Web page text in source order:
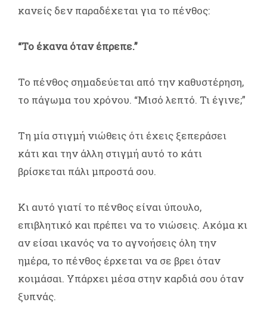
κανείς δεν παραδέχεται για το πένθος:
“Το έκανα όταν έπρεπε.”
Το πένθος σημαδεύεται από την καθυστέρηση,
το πάγωμα του χρόνου. “Μισό λεπτό. Τι έγινε;”
Τη μία στιγμή νιώθεις ότι έχεις ξεπεράσει
κάτι και την άλλη στιγμή αυτό το κάτι
βρίσκεται πάλι μπροστά σου.
Κι αυτό γιατί το πένθος είναι ύπουλο,
επιβλητικό και πρέπει να το νιώσεις. Ακόμα κι
αν είσαι ικανός να το αγνοήσεις όλη την
ημέρα, το πένθος έρχεται να σε βρει όταν
κοιμάσαι. Υπάρχει μέσα στην καρδιά σου όταν
ξυπνάς.